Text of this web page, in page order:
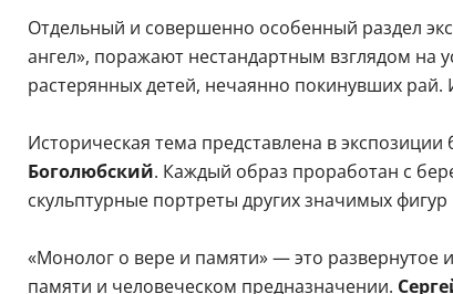
Отдельный и совершенно особенный раздел
ангел», поражают нестандартным взглядом на
растерянных детей, нечаянно покинувших
Историческая тема представлена в
Боголюбский. Каждый образ проработан с
скульптурные портреты других значимых
«Монолог о вере и памяти» — это развернутое
памяти и человеческом предназначении.